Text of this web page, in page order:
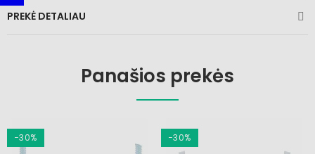
PREKĖ DETALIAU
Panašios prekės
−30% −30%